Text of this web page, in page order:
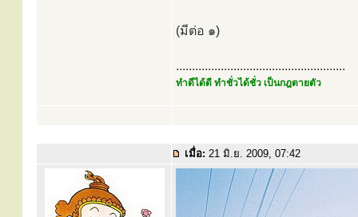
(มีต่อ ๑)
.....................................................
ทำดีได้ดี ทำชั่วได้ชั่ว เป็นกฎตายตัว
เมื่อ: 21 มิ.ย. 2009, 07:42